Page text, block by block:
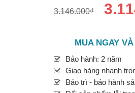
3.146.000₫
MUA NGAY
Bảo hành: 2 năm
Giao hàng nhanh
Bảo trì - bảo hành